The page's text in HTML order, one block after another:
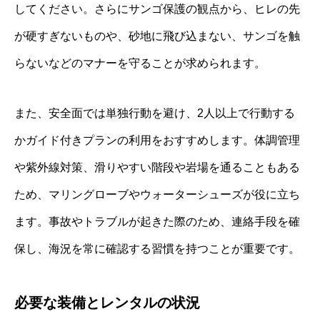
してください。さらにサンゴ保護の観点から、ヒレの先
が硬すぎないものや、砂地に飛び込まない、サンゴを触
らないなどのマナーを守ることが求められます。
また、安全面では単独行動を避け、2人以上で行動する
かガイド付きプランの利用をおすすめします。体調管理
や紫外線対策、滑りやすい階段や岩場を通ることもある
ため、マリングローブやウォーターシューズが役に立ち
ます。事故やトラブルが起きた際のため、連絡手段を確
保し、海況を常に確認する習慣を持つことが重要です。
必要な装備とレンタルの状況